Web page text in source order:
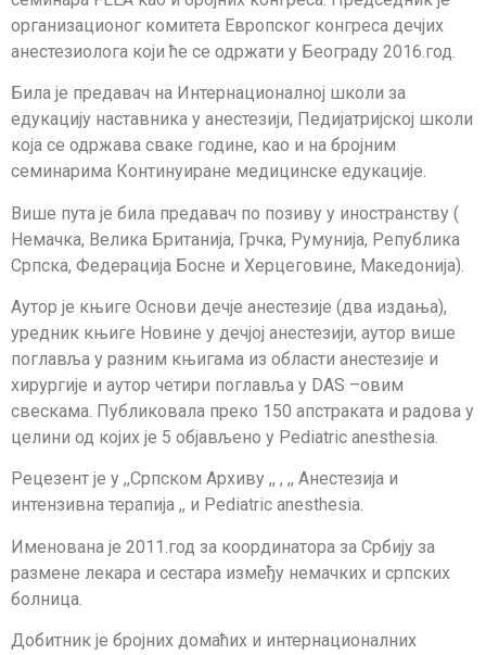
организационог комитета Европског конгреса дечјих
анестезиолога који ће се одржати у Београду 2016.год.
Била је предавач на Интернационалној школи за
едукацију наставника у анестезији, Педијатријској школи
која се одржава сваке године, као и на бројним
семинарима Континуиране медицинске едукације.
Више пута је била предавач по позиву у иностранству (
Немачка, Велика Британија, Грчка, Румунија, Република
Српска, Федерација Босне и Херцеговине, Македонија).
Аутор је књиге Основи дечје анестезије (два издања),
уредник књиге Новине у дечјој анестезији, аутор више
поглавља у разним књигама из области анестезије и
хирургије и аутор четири поглавља у DAS –овим
свескама. Публиковала преко 150 апстраката и радова у
целини од којих је 5 објављено у Pediatric anesthesia.
Рецезент је у ,,Српском Архиву ,, , ,, Анестезија и
интензивна терапија ,, и Pediatric anesthesia.
Именована је 2011.год за координатора за Србију за
размене лекара и сестара између немачких и српских
болница.
Добитник је бројних домаћих и интернационалних